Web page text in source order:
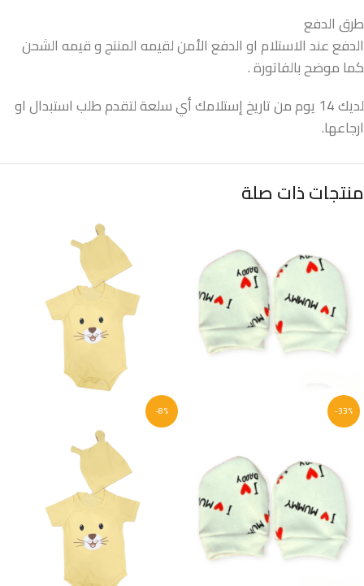
طرق الدفع
الدفع عند الاستلام او الدفع الأمن لقيمه المنتج و قيمه الشحن
كما موضح بالفاتورة .
لديك 14 يوم من تاريخ إستلامك أي سلعة لتقدم طلب استبدال او
ارجاعها.
منتجات ذات صلة
-33%
-8%